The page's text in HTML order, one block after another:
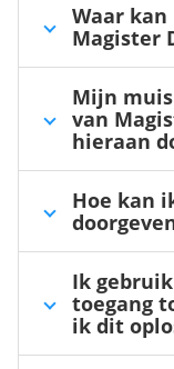
Waar
Magister
Mijn
van
hieraan
Hoe kan
Ik
toegang
ik dit